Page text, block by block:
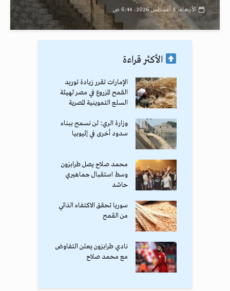
الأربعاء، 5 أغسطس 2026، 6:44 ص
الأكثر قراءة
الإمارات تقرر زيادة توريد
القمح المزروع في مصر لهيئة
السلع التموينية المصرية
وزارة الري: لن نسمح ببناء
سدود أخرى في إثيوبيا
محمد صلاح يصل طرابزون
وسط استقبال جماهيري
حاشد
سوريا تحقق الاكتفاء الذاتي
من القمح
نادي طرابزون يعلن التفاوض
مع محمد صلاح